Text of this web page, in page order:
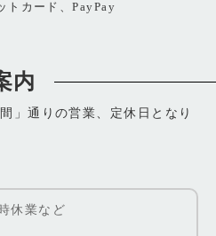
トカード、PayPay
内
」通りの営業、定休日となり
休業など